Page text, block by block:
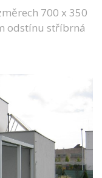
700 x 350
odstínu stříbrná